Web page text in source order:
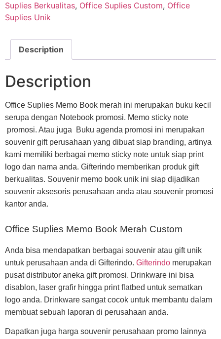
Suplies Berkualitas, Office Suplies Custom, Office
Suplies Unik
Description
Description
Office Suplies Memo Book merah ini merupakan buku kecil
serupa dengan Notebook promosi. Memo sticky note
promosi. Atau juga Buku agenda promosi ini merupakan
souvenir gift perusahaan yang dibuat siap branding, artinya
kami memiliki berbagai memo sticky note untuk siap print
logo dan nama anda. Gifterindo memberikan produk gift
berkualitas. Souvenir memo book unik ini siap dijadikan
souvenir aksesoris perusahaan anda atau souvenir promosi
kantor anda.
Office Suplies Memo Book Merah Custom
Anda bisa mendapatkan berbagai souvenir atau gift unik
untuk perusahaan anda di Gifterindo. Gifterindo merupakan
pusat distributor aneka gift promosi. Drinkware ini bisa
disablon, laser grafir hingga print flatbed untuk sematkan
logo anda. Drinkware sangat cocok untuk membantu dalam
membuat sebuah laporan di perusahaan anda.
Dapatkan juga harga souvenir perusahaan promo lainnya